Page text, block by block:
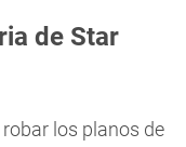
de Star
los planos de